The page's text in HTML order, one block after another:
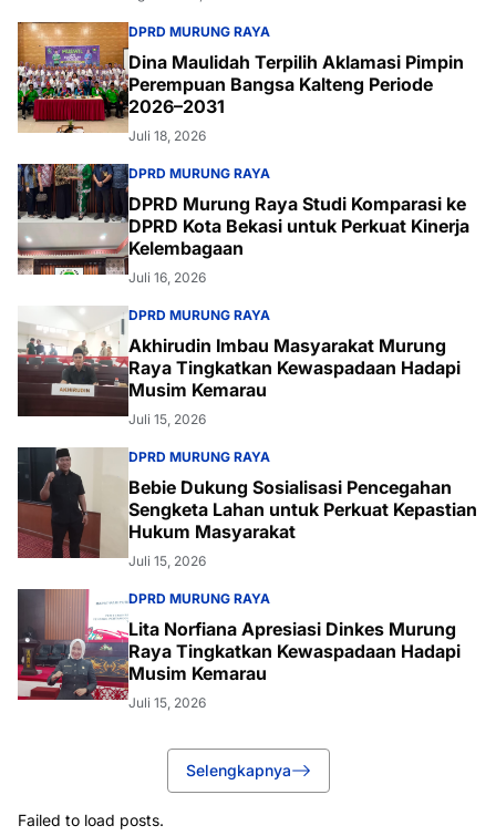
DPRD MURUNG RAYA
Dina Maulidah Terpilih Aklamasi Pimpin
Perempuan Bangsa Kalteng Periode
2026–2031
Juli 18, 2026
DPRD MURUNG RAYA
DPRD Murung Raya Studi Komparasi ke
DPRD Kota Bekasi untuk Perkuat Kinerja
Kelembagaan
Juli 16, 2026
DPRD MURUNG RAYA
Akhirudin Imbau Masyarakat Murung
Raya Tingkatkan Kewaspadaan Hadapi
Musim Kemarau
Juli 15, 2026
DPRD MURUNG RAYA
Bebie Dukung Sosialisasi Pencegahan
Sengketa Lahan untuk Perkuat Kepastian
Hukum Masyarakat
Juli 15, 2026
DPRD MURUNG RAYA
Lita Norfiana Apresiasi Dinkes Murung
Raya Tingkatkan Kewaspadaan Hadapi
Musim Kemarau
Juli 15, 2026
Selengkapnya
Failed to load posts.